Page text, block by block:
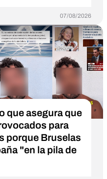
07/08/2026
que asegura que
para
porque Bruselas
"en la pila de